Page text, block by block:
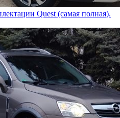
Quest (самая полная).